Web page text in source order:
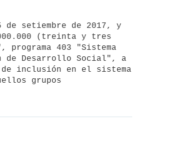
(treinta y tres
403 "Sistema
de Desarrollo Social", a
inclusión en el sistema
grupos